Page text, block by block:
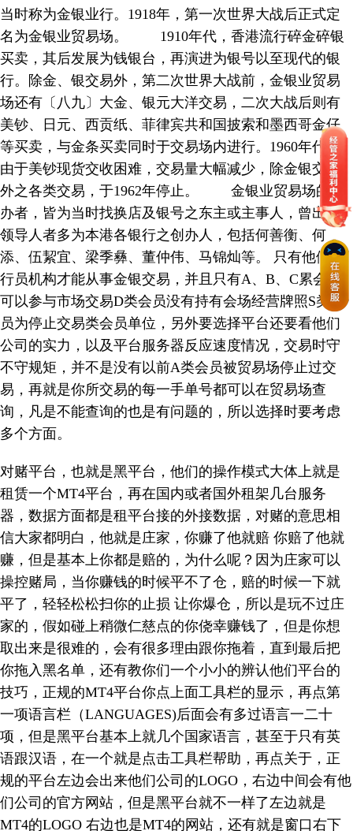
当时称为金银业行。1918年，第一次世界大战后正式定
名为金银业贸易场。 1910年代，香港流行碎金碎银
买卖，其后发展为钱银台，再演进为银号以至现代的银
行。除金、银交易外，第二次世界大战前，金银业贸易
场还有〔八九〕大金、银元大洋交易，二次大战后则有
美钞、日元、西贡纸、菲律宾共和国披索和墨西哥金仔
等买卖，与金条买卖同时于交易场内进行。1960年代，
由于美钞现货交收困难，交易量大幅减少，除金银交易
外之各类交易，于1962年停止。 金银业贸易场的创
办者，皆为当时找换店及银号之东主或主事人，曾出任
领导人者多为本港各银行之创办人，包括何善衡、何
添、伍絜宜、梁季彝、董仲伟、马锦灿等。 只有他们的
行员机构才能从事金银交易，并且只有A、B、C累会员
可以参与市场交易D类会员没有持有会场经营牌照S类会
员为停止交易类会员单位，另外要选择平台还要看他们
公司的实力，以及平台服务器反应速度情况，交易时守
不守规矩，并不是没有以前A类会员被贸易场停止过交
易，再就是你所交易的每一手单号都可以在贸易场查
询，凡是不能查询的也是有问题的，所以选择时要考虑
多个方面。
对赌平台，也就是黑平台，他们的操作模式大体上就是
租赁一个MT4平台，再在国内或者国外租架几台服务
器，数据方面都是租平台接的外接数据，对赌的意思相
信大家都明白，他就是庄家，你赚了他就赔 你赔了他就
赚，但是基本上你都是赔的，为什么呢？因为庄家可以
操控赌局，当你赚钱的时候平不了仓，赔的时候一下就
平了，轻轻松松扫你的止损 让你爆仓，所以是玩不过庄
家的，假如碰上稍微仁慈点的你侥幸赚钱了，但是你想
取出来是很难的，会有很多理由跟你拖着，直到最后把
你拖入黑名单，还有教你们一个小小的辨认他们平台的
技巧，正规的MT4平台你点上面工具栏的显示，再点第
一项语言栏（LANGUAGES)后面会有多过语言一二十
项，但是黑平台基本上就几个国家语言，甚至于只有英
语跟汉语，在一个就是点击工具栏帮助，再点关于，正
规的平台左边会出来他们公司的LOGO，右边中间会有他
们公司的官方网站，但是黑平台就不一样了左边就是
MT4的LOGO 右边也是MT4的网站，还有就是窗口右下